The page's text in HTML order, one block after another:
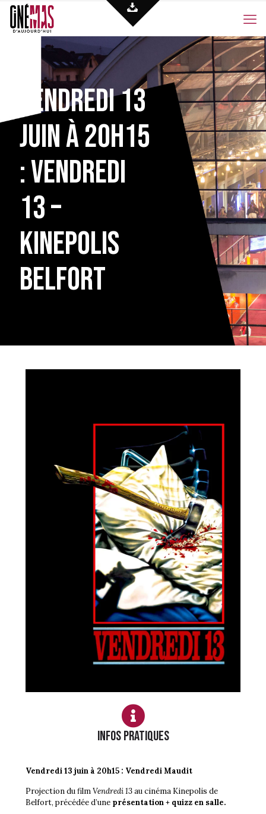
Vendredi 13
juin à 20h15
: Vendredi
13 –
Kinepolis
Belfort
infos pratiques
Vendredi 13 juin à 20h15 : Vendredi Maudit
Projection du filmVendredi 13au cinéma Kinepolis de
Belfort, précédée d’une présentation + quizz en salle.